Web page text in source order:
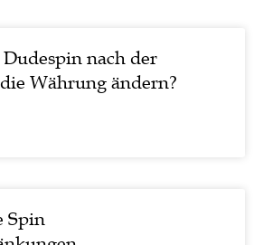
nach der
Währung ändern?
Spin